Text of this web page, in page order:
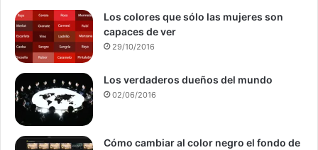
Los colores que sólo las mujeres son
capaces de ver
29/10/2016
Los verdaderos dueños del mundo
02/06/2016
Cómo cambiar al color negro el fondo de